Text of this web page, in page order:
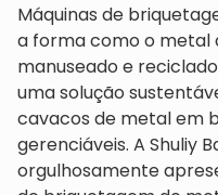
Máquinas de
a forma como o metal
manuseado e
uma solução
cavacos de metal em
gerenciáveis. A Shuliy
orgulhosamente